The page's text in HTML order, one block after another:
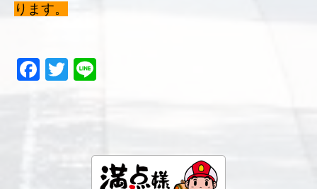
ります。
Facebook
Twitter